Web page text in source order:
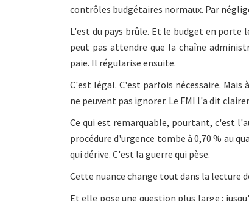
contrôles budgétaires normaux. Par
L'est du pays brûle. Et le budget en
peut pas attendre que la chaîne
paie. Il régularise ensuite.
C'est légal. C'est parfois nécessaire. Mais
ne peuvent pas ignorer. Le FMI l'a dit
Ce qui est remarquable, pourtant, c'est
procédure d'urgence tombe à 0,70 % au
qui dérive. C'est la guerre qui pèse.
Cette nuance change tout dans la lecture
Et elle pose une question plus large :